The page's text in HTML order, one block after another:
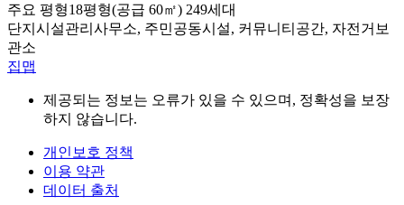
주요 평형18평형(공급 60㎡) 249세대
단지시설관리사무소, 주민공동시설, 커뮤니티공간, 자전거보
관소
집맵
제공되는 정보는 오류가 있을 수 있으며, 정확성을 보장
하지 않습니다.
개인보호 정책
이용 약관
데이터 출처